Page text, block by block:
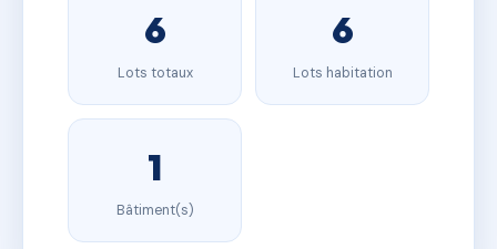
6
Lots totaux
6
Lots habitation
1
Bâtiment(s)